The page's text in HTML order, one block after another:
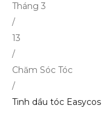
Tháng 3
/
13
/
Chăm Sóc Tóc
/
Tinh dầu tóc Easycos